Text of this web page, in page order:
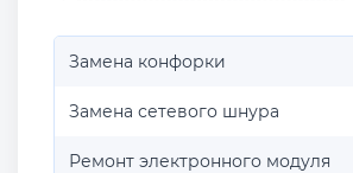
Замена конфорки
Замена сетевого шнура
Ремонт электронного модуля